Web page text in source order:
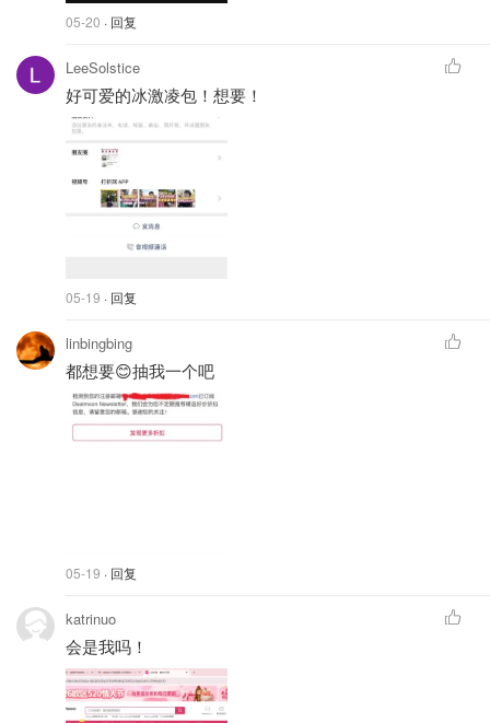
05-20 · 回复
LeeSolstice
好可爱的冰激凌包！想要！
05-19 · 回复
linbingbing
都想要😊抽我一个吧
05-19 · 回复
katrinuo
会是我吗！